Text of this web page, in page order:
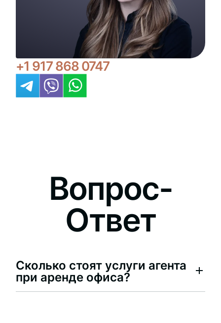
+1 917 868 0747
Вопрос-
Ответ
Сколько стоят услуги агента
при аренде офиса?